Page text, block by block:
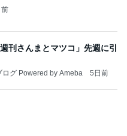
刊さんまとマツコ」先週に引
グ Powered by Ameba 5日前